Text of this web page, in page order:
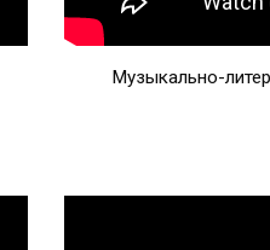
Музыкально-